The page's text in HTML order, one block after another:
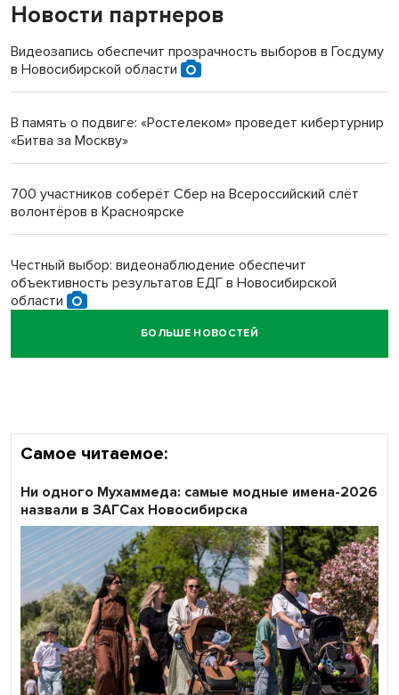
«Мы живём на пастбище!»: в новосибирском селе лошади
терроризируют жителей
Инвалид получил условный срок за избиение врачей
Новосибирский преподаватель с женой вошли в топ-16
Обновлённое отделение ВТБ открылось в Искитиме
Новости партнеров
Видеозапись обеспечит прозрачность выборов в Госдуму
в Новосибирской области
В память о подвиге: «Ростелеком» проведет кибертурнир
«Битва за Москву»
700 участников соберёт Сбер на Всероссийский слёт
волонтёров в Красноярске
Честный выбор: видеонаблюдение обеспечит
объективность результатов ЕДГ в Новосибирской
области
Кибертанки пошли в бой: «Ростелеком» объявляет
БОЛЬШЕ НОВОСТЕЙ
Самое читаемое:
Ни одного Мухаммеда: самые модные имена-2026
назвали в ЗАГСах Новосибирска